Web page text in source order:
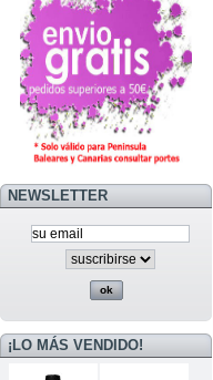
NEWSLETTER
¡LO MÁS VENDIDO!
Anterior Anterior